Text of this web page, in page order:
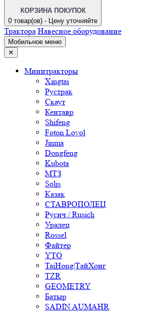
КОРЗИНА ПОКУПОК
0 товар(ов) - Цену уточняйте
Трактора Навесное оборудование
Мобильное меню
✕
Минитракторы
Xingtai
Рустрак
Скаут
Кентавр
Shifeng
Foton Lovol
Jinma
Dongfeng
Kubota
МТЗ
Solis
Казак
СТАВРОПОЛЕЦ
Русич / Rusich
Уралец
Rossel
Файтер
YTO
TaiHong|ТайХонг
TZR
GEOMETRY
Батыр
SADIN AUMAHR